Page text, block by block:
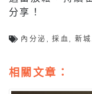
分享！
內分泌 ,採血,新
相關文章：